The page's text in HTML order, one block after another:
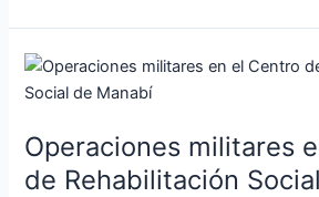
Operaciones militares
de Rehabilitación
Operaciones
militares
el
Centro